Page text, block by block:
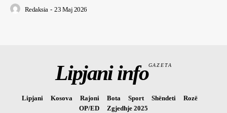
Redaksia - 23 Maj 2026
Lipjani infoGAZETA
Lipjani Kosova Rajoni Bota Sport Shëndeti
Rozë
OP/ED
Zgjedhje 2025